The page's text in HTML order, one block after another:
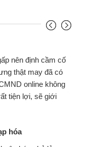
nên định cầm cố
thật may đã có
online không
tiện lợi, sẽ giới
hóa